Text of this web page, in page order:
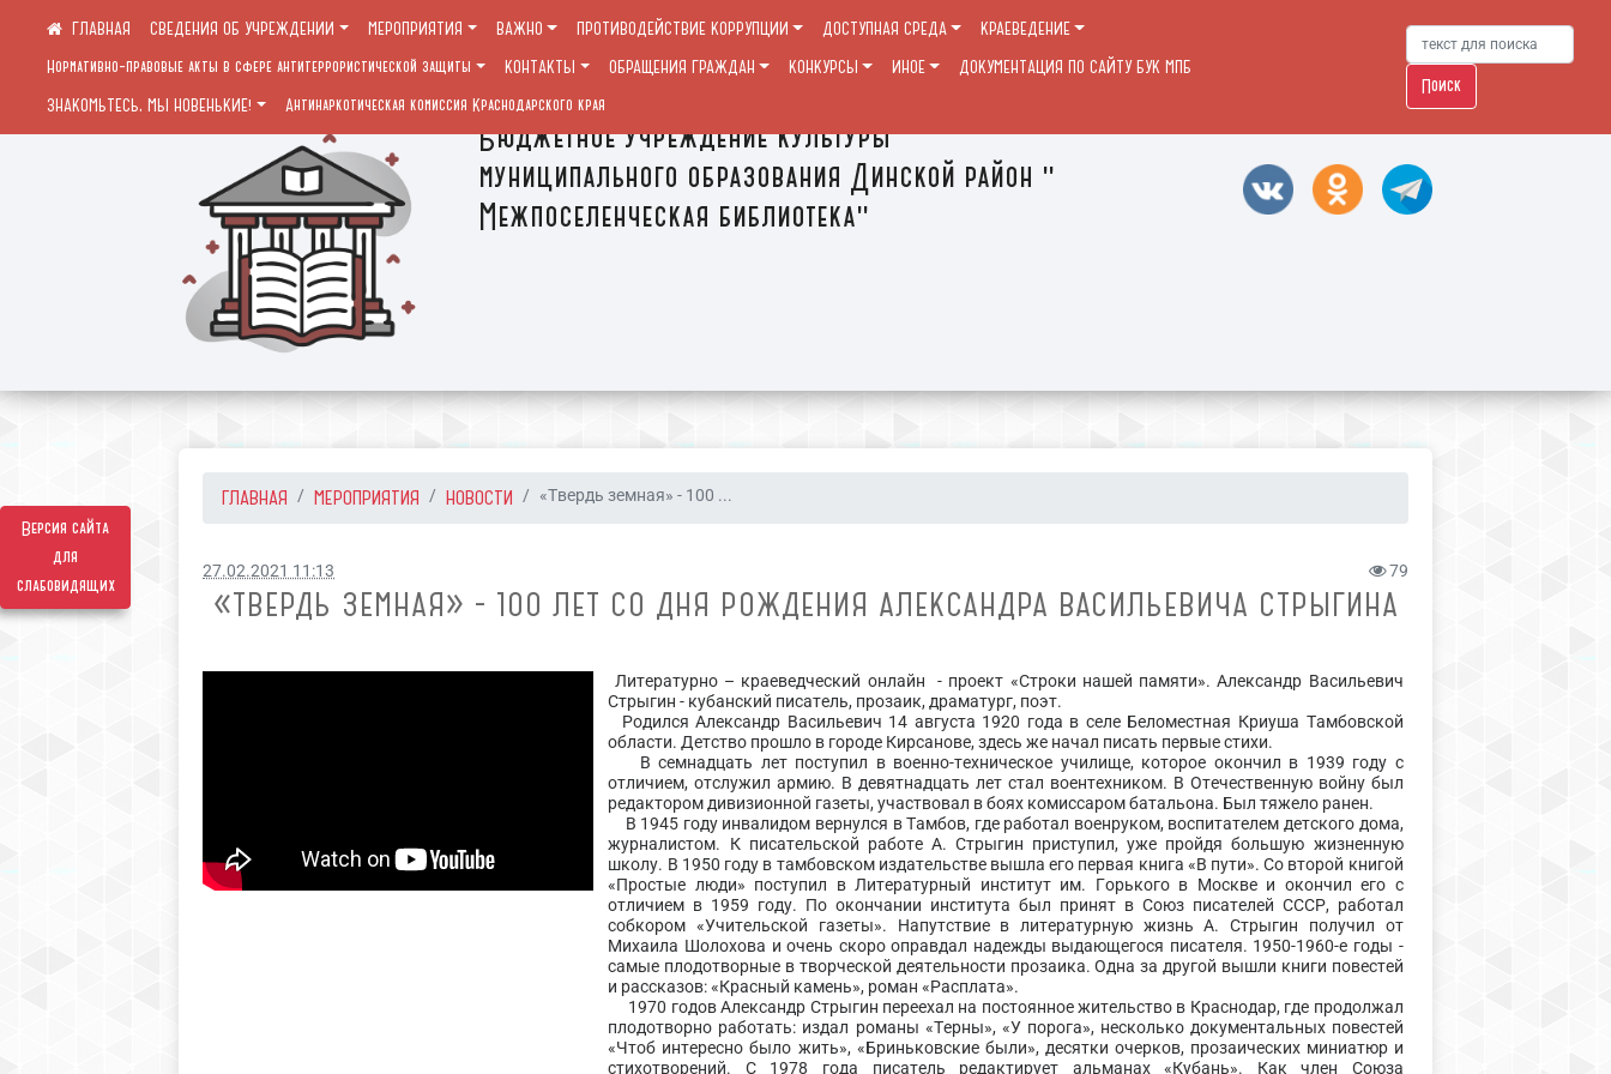
Версия сайта
для
слабовидящих
Бюджетное учреждение культуры
муниципального образования Динской район "
Межпоселенческая библиотека"
СВЕДЕНИЯ ОБ УЧРЕЖДЕНИИ МЕРОПРИЯТИЯ ВАЖНО ПРОТИВОДЕЙСТВИЕ КОРРУПЦИИ ДОСТУПНАЯ СРЕДА
КРАЕВЕДЕНИЕ
Нормативно-правовые акты в сфере антитеррористической защиты
КОНТАКТЫ ОБРАЩЕНИЯ ГРАЖДАН КОНКУРСЫ ИНОЕ
ДОКУМЕНТАЦИЯ ПО САЙТУ БУК МПБ
ЗНАКОМЬТЕСЬ, МЫ НОВЕНЬКИЕ!
Антинаркотическая комиссия Краснодарского края
Поиск
ГЛАВНАЯ МЕРОПРИЯТИЯ НОВОСТИ «Твердь земная» - 100 ...
27.02.2021 11:13 79
«ТВЕРДЬ ЗЕМНАЯ» - 100 ЛЕТ СО ДНЯ РОЖДЕНИЯ АЛЕКСАНДРА ВАСИЛЬЕВИЧА СТРЫГИНА
Литературно – краеведческий онлайн - проект «Строки нашей памяти». Александр Васильевич
Стрыгин - кубанский писатель, прозаик, драматург, поэт.
Родился Александр Васильевич 14 августа 1920 года в селе Беломестная Криуша Тамбовской
области. Детство прошло в городе Кирсанове, здесь же начал писать первые стихи.
В семнадцать лет поступил в военно-техническое училище, которое окончил в 1939 году с
отличием, отслужил армию. В девятнадцать лет стал воентехником. В Отечественную войну был
редактором дивизионной газеты, участвовал в боях комиссаром батальона. Был тяжело ранен.
В 1945 году инвалидом вернулся в Тамбов, где работал военруком, воспитателем детского дома,
журналистом. К писательской работе А. Стрыгин приступил, уже пройдя большую жизненную
школу. В 1950 году в тамбовском издательстве вышла его первая книга «В пути». Со второй книгой
«Простые люди» поступил в Литературный институт им. Горького в Москве и окончил его с
отличием в 1959 году. По окончании института был принят в Союз писателей СССР, работал
собкором «Учительской газеты». Напутствие в литературную жизнь А. Стрыгин получил от
Михаила Шолохова и очень скоро оправдал надежды выдающегося писателя. 1950-1960-е годы -
самые плодотворные в творческой деятельности прозаика. Одна за другой вышли книги повестей
и рассказов: «Красный камень», роман «Расплата».
1970 годов Александр Стрыгин переехал на постоянное жительство в Краснодар, где продолжал
плодотворно работать: издал романы «Терны», «У порога», несколько документальных повестей
«Чтоб интересно было жить», «Бриньковские были», десятки очерков, прозаических миниатюр и
стихотворений. С 1978 года писатель редактирует альманах «Кубань». Как член Союза